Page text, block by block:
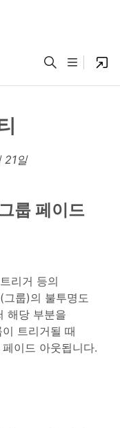
21일
룹 페이드
리거 등의
룹)의 불투명도
해당 부분을
트리거될 때
이드 아웃됩니다.